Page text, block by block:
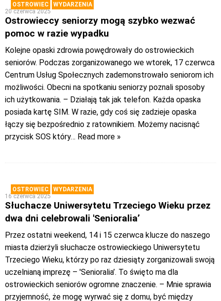
OSTROWIEC
WYDARZENIA
20 czerwca 2025
Ostrowieccy seniorzy mogą szybko wezwać
pomoc w razie wypadku
Kolejne opaski zdrowia powędrowały do ostrowieckich
seniorów. Podczas zorganizowanego we wtorek, 17 czerwca
Centrum Usług Społecznych zademonstrowało seniorom ich
możliwości. Obecni na spotkaniu seniorzy poznali sposoby
ich użytkowania. – Działają tak jak telefon. Każda opaska
posiada kartę SIM. W razie, gdy coś się zadzieje opaska
łączy się bezpośrednio z ratownikiem. Możemy nacisnąć
przycisk SOS który… Read more »
OSTROWIEC
WYDARZENIA
16 czerwca 2025
Słuchacze Uniwersytetu Trzeciego Wieku przez
dwa dni celebrowali 'Senioralia’
Przez ostatni weekend, 14 i 15 czerwca klucze do naszego
miasta dzierżyli słuchacze ostrowieckiego Uniwersytetu
Trzeciego Wieku, którzy po raz dziesiąty zorganizowali swoją
uczelnianą imprezę – 'Senioralia’. To święto ma dla
ostrowieckich seniorów ogromne znaczenie. – Mnie sprawia
przyjemność, że mogę wyrwać się z domu, być między